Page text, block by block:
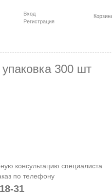
Вход
Регистрация
300 шт
консультацию специалиста
по телефону
31